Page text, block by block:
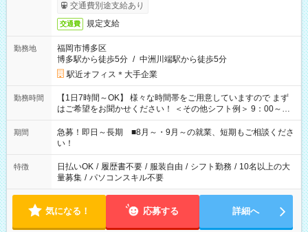
交通費別途支給あり
交通費 規定支給
勤務地
福岡市博多区
博多駅から徒歩5分 / 中洲川端駅から徒歩5分
駅近オフィス＊大手企業
勤務時間
【1日7時間～OK】 様々な時間帯をご用意していますので まず
はご希望をお聞かせください！ ＜その他シフト例＞ 9：00～
17：00 11：00～20：00 などなど！その他のお時間もOKで
す！
期間
急募！即日～長期 ■8月～・9月～の就業、短期もご相談くださ
い！
特徴 日払いOK / 履歴書不要 / 服装自由 / シフト勤務 / 10名以上の大
量募集 / パソコンスキル不要
気になる！ 応募する 詳細へ